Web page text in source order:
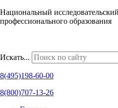
Национальный
профессионального образования
Искать...
8(495)198-60-00
8(800)707-13-26